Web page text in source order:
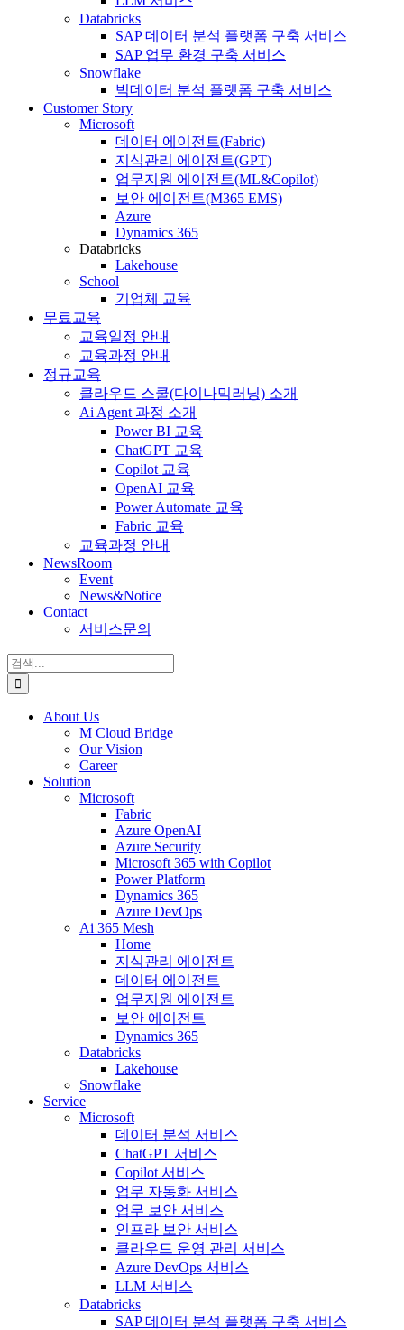
Databricks
SAP 데이터 분석 플랫폼 구축 서비스
SAP 업무 환경 구축 서비스
Snowflake
빅데이터 분석 플랫폼 구축 서비스
Customer Story
Microsoft
데이터 에이전트(Fabric)
지식관리 에이전트(GPT)
업무지원 에이전트(ML&Copilot)
보안 에이전트(M365 EMS)
Azure
Dynamics 365
Databricks
Lakehouse
School
기업체 교육
무료교육
교육일정 안내
교육과정 안내
정규교육
클라우드 스쿨(다이나믹러닝) 소개
Ai Agent 과정 소개
Power BI 교육
ChatGPT 교육
Copilot 교육
OpenAI 교육
Power Automate 교육
Fabric 교육
교육과정 안내
NewsRoom
Event
News&Notice
Contact
서비스문의
검
색:
About Us
M Cloud Bridge
Our Vision
Career
Solution
Microsoft
Fabric
Azure OpenAI
Azure Security
Microsoft 365 with Copilot
Power Platform
Dynamics 365
Azure DevOps
Ai 365 Mesh
Home
지식관리 에이전트
데이터 에이전트
업무지원 에이전트
보안 에이전트
Dynamics 365
Databricks
Lakehouse
Snowflake
Service
Microsoft
데이터 분석 서비스
ChatGPT 서비스
Copilot 서비스
업무 자동화 서비스
업무 보안 서비스
인프라 보안 서비스
클라우드 운영 관리 서비스
Azure DevOps 서비스
LLM 서비스
Databricks
SAP 데이터 분석 플랫폼 구축 서비스